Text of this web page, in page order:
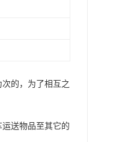
的，为了相互之
送物品至其它的